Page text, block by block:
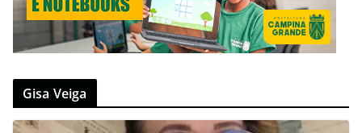
Gisa Veiga